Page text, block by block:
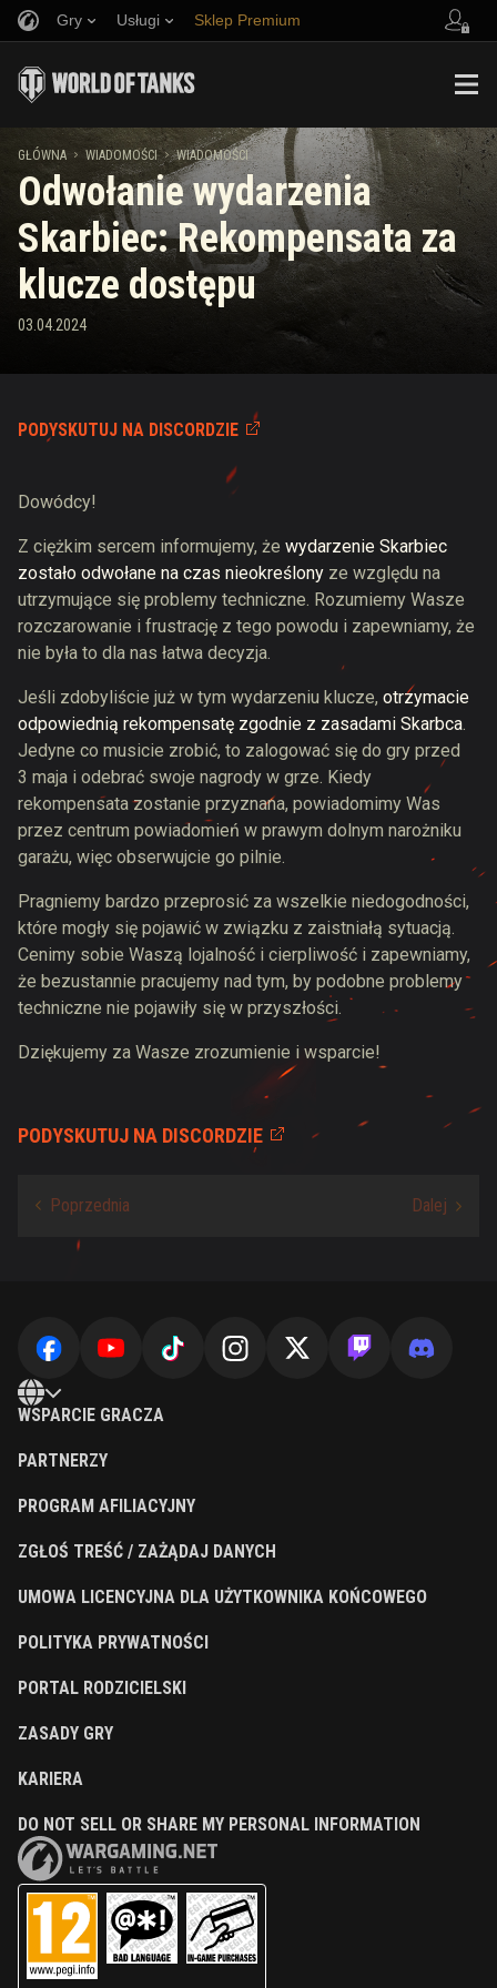
Gry Usługi Sklep Premium
Muzyka
Zasady fair play
Wargaming.net Game Center
Przewodnik po Twitch Drops
Zwerbuj znajomego
Discord
Centrum modów
Media
GŁÓWNA WIADOMOŚCI WIADOMOŚCI
Odwołanie wydarzenia
Skarbiec: Rekompensata za
klucze dostępu
03.04.2024
PODYSKUTUJ NA DISCORDZIE
Dowódcy!
Z ciężkim sercem informujemy, że wydarzenie Skarbiec
zostało odwołane na czas nieokreślony ze względu na
utrzymujące się problemy techniczne. Rozumiemy Wasze
rozczarowanie i frustrację z tego powodu i zapewniamy, że
nie była to dla nas łatwa decyzja.
Jeśli zdobyliście już w tym wydarzeniu klucze, otrzymacie
odpowiednią rekompensatę zgodnie z zasadami Skarbca.
Jedyne co musicie zrobić, to zalogować się do gry przed
3 maja i odebrać swoje nagrody w grze. Kiedy
rekompensata zostanie przyznana, powiadomimy Was
przez centrum powiadomień w prawym dolnym narożniku
garażu, więc obserwujcie go pilnie.
Pragniemy bardzo przeprosić za wszelkie niedogodności,
które mogły się pojawić w związku z zaistniałą sytuacją.
Cenimy sobie Waszą lojalność i cierpliwość i zapewniamy,
że bezustannie pracujemy nad tym, by podobne problemy
techniczne nie pojawiły się w przyszłości.
Dziękujemy za Wasze zrozumienie i wsparcie!
PODYSKUTUJ NA DISCORDZIE
WSPARCIE GRACZA
PARTNERZY
PROGRAM AFILIACYJNY
ZGŁOŚ TREŚĆ / ZAŻĄDAJ DANYCH
UMOWA LICENCYJNA DLA UŻYTKOWNIKA KOŃCOWEGO
POLITYKA PRYWATNOŚCI
PORTAL RODZICIELSKI
ZASADY GRY
KARIERA
DO NOT SELL OR SHARE MY PERSONAL INFORMATION